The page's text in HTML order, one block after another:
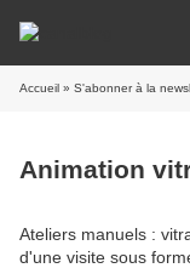
Accueil » S'abonner à la
Animation
Ateliers manuels :
d'une visite sous